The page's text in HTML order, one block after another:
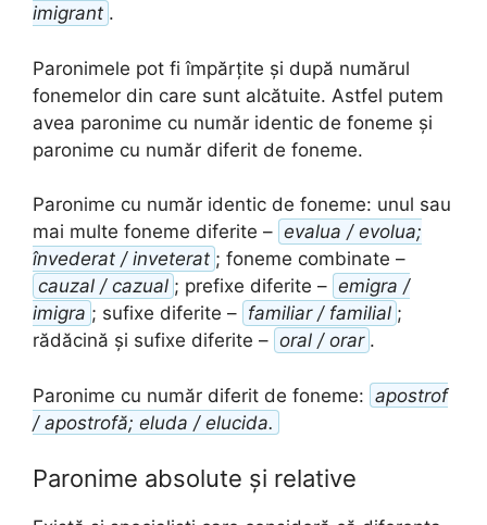
imigrant .
Paronimele pot fi împărțite și după numărul
fonemelor din care sunt alcătuite. Astfel putem
avea paronime cu număr identic de foneme și
paronime cu număr diferit de foneme.
Paronime cu număr identic de foneme: unul sau
mai multe foneme diferite – evalua / evolua;
învederat / inveterat ; foneme combinate –
cauzal / cazual ; prefixe diferite – emigra /
imigra ; sufixe diferite – familiar / familial ;
rădăcină și sufixe diferite – oral / orar .
Paronime cu număr diferit de foneme: apostrof
/ apostrofă; eluda / elucida.
Paronime absolute și relative